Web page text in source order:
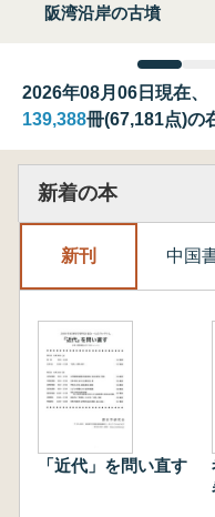
阪湾沿岸の古墳
2026年08月06日現在、
139,388冊(67,181点)の
新着の本
新刊 中国
「近代」を問い直す